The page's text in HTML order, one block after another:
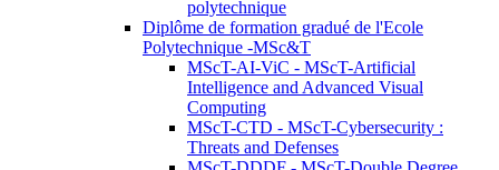
polytechnique
Diplôme de formation gradué de l'Ecole
Polytechnique -MSc&T
MScT-AI-ViC - MScT-Artificial
Intelligence and Advanced Visual
Computing
MScT-CTD - MScT-Cybersecurity :
Threats and Defenses